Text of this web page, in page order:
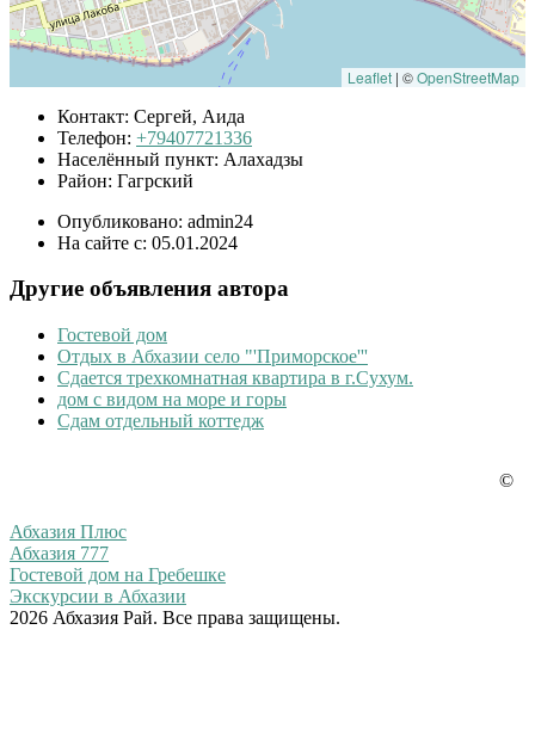
Leaflet | ©OpenStreetMap
Контакт: Сергей, Аида
Телефон: +79407721336
Населённый пункт: Алахадзы
Район: Гагрский
Опубликовано: admin24
На сайте с: 05.01.2024
Другие объявления автора
Гостевой дом
Отдых в Абхазии село "'Приморское'''
Сдается трехкомнатная квартира в г.Сухум.
дом с видом на море и горы
Сдам отдельный коттедж
Абхазия Плюс
Абхазия 777
Гостевой дом на Гребешке
Экскурсии в Абхазии
©
2026 Абхазия Рай. Все права защищены.